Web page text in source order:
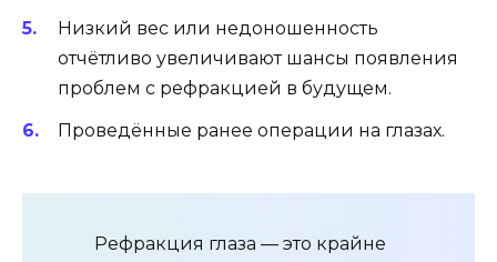
Низкий вес или недоношенность
отчётливо увеличивают шансы появления
проблем с рефракцией в будущем.
Проведённые ранее операции на глазах.
Рефракция глаза — это крайне